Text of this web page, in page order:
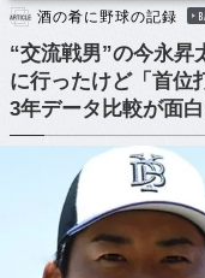
酒の肴に野球の記録
“交流戦男”の今永昇
に行ったけど「首位
3年データ比較が面